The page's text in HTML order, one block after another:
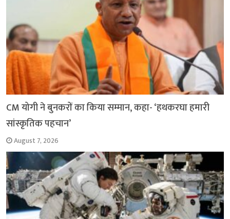
CM योगी ने बुनकरों का किया सम्मान, कहा- ‘हथकरघा हमारी
सांस्कृतिक पहचान’
August 7, 2026